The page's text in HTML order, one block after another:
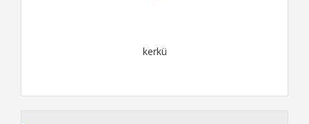
kerkü